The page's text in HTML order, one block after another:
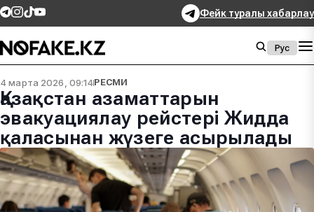
Фейк туралы хабарлау
Рус
4 марта 2026, 09:14РЕСМИ
Қазақстан азаматтарын
эвакуациялау рейстері Жидда
қаласынан жүзеге асырылады